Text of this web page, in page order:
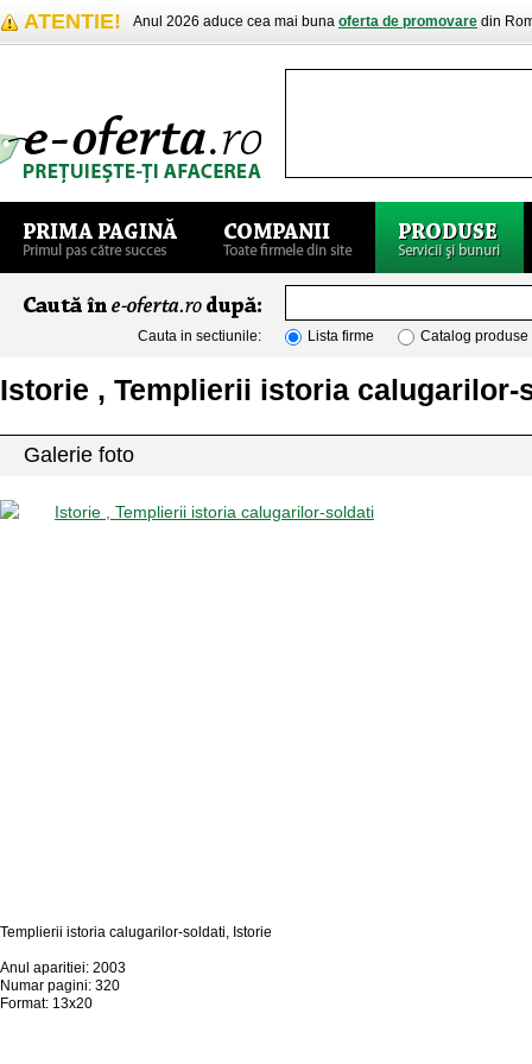
ATENTIE! Anul 2026 aduce cea mai buna oferta de promovare din
Cauta in sectiunile: Lista firme Catalog produse
Istorie , Templierii istoria calugarilor-
Galerie foto
Templierii istoria calugarilor-soldati, Istorie
Anul aparitiei: 2003
Numar pagini: 320
Format: 13x20